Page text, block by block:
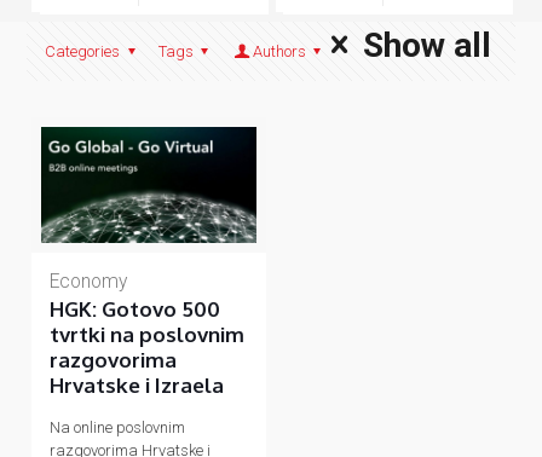
Categories Tags Authors Show all
Economy
HGK: Gotovo 500
tvrtki na poslovnim
razgovorima
Hrvatske i Izraela
Na online poslovnim
razgovorima Hrvatske i